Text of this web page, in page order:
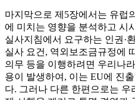
마지막으로 제5장에서는 유럽
에 미치는 영향을 분석하고 시
실사지침에서 요구하는 인권·
실사 요건, 역외보조금규정에
의무 등을 이행하려면 우리나
용이 발생하여, 이는 EU에 진
다. 그러나 다른 한편으로는